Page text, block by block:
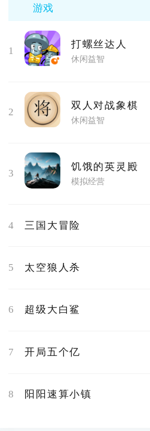
游戏
1
打螺丝达人
休闲益智
2
双人对战象棋
休闲益智
3
饥饿的英灵殿
模拟经营
4 三国大冒险
5 太空狼人杀
6 超级大白鲨
7 开局五个亿
8 阳阳速算小镇